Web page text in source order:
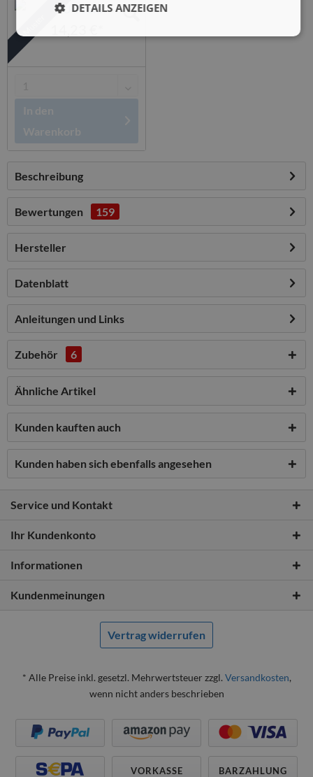
Beschreibung
Bewertungen 159
Hersteller
Datenblatt
Anleitungen und Links
Zubehör 6
Ähnliche Artikel
Kunden kauften auch
Kunden haben sich ebenfalls angesehen
Service und Kontakt
Ihr Kundenkonto
Informationen
Kundenmeinungen
Vertrag widerrufen
* Alle Preise inkl. gesetzl. Mehrwertsteuer zzgl. Versandkosten,
wenn nicht anders beschrieben
VORKASSE BARZAHLUNG
DETAILS ANZEIGEN